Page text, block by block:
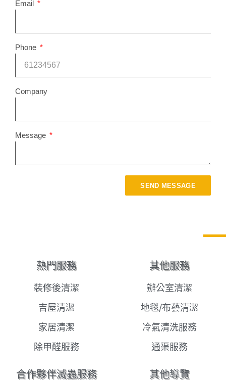
Email
Phone
Company
Message
SEND MESSAGE
熱門服務
裝修後清潔
吉屋清潔
家居清潔
除甲醛服務
其他服務
辦公室清潔
地毯/布藝清潔
冷氣清洗服務
通渠服務
合作夥伴滅蟲服務 其他導覽